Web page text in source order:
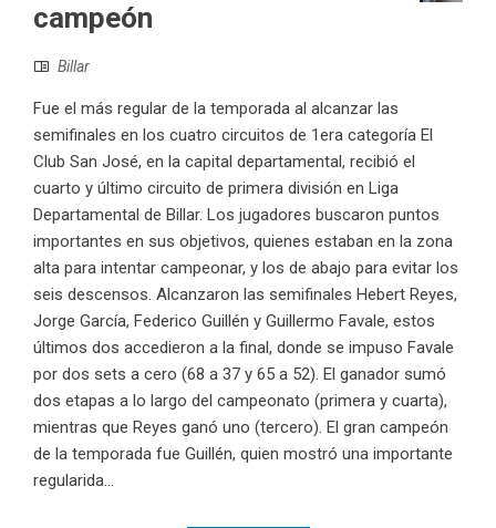
campeón
Billar
Fue el más regular de la temporada al alcanzar las
semifinales en los cuatro circuitos de 1era categoría El
Club San José, en la capital departamental, recibió el
cuarto y último circuito de primera división en Liga
Departamental de Billar. Los jugadores buscaron puntos
importantes en sus objetivos, quienes estaban en la zona
alta para intentar campeonar, y los de abajo para evitar los
seis descensos. Alcanzaron las semifinales Hebert Reyes,
Jorge García, Federico Guillén y Guillermo Favale, estos
últimos dos accedieron a la final, donde se impuso Favale
por dos sets a cero (68 a 37 y 65 a 52). El ganador sumó
dos etapas a lo largo del campeonato (primera y cuarta),
mientras que Reyes ganó uno (tercero). El gran campeón
de la temporada fue Guillén, quien mostró una importante
regularida...